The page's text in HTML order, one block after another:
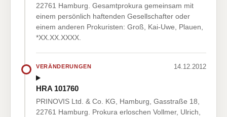
22761 Hamburg. Gesamtprokura gemeinsam mit
einem persönlich haftenden Gesellschafter oder
einem anderen Prokuristen: Groß, Kai-Uwe, Plauen,
*XX.XX.XXXX.
VERÄNDERUNGEN 14.12.2012
HRA 101760
PRINOVIS Ltd. & Co. KG, Hamburg, Gasstraße 18,
22761 Hamburg. Prokura erloschen Vollmer, Ulrich,